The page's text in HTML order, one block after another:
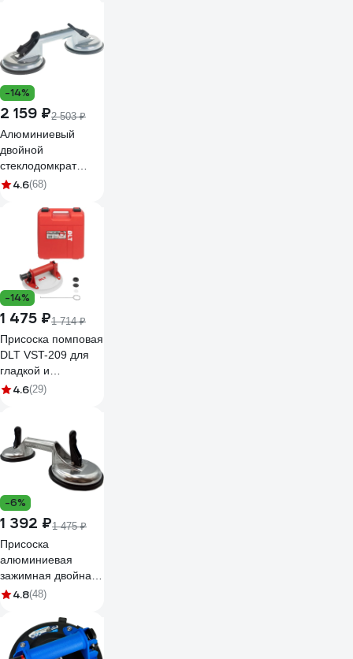
-14%
2 159 ₽2 503 ₽
Алюминиевый
двойной
стеклодомкрат
MATRIX 875205
4.6(68)
-14%
1 475 ₽1 714 ₽
Присоска помповая
DLT VST-209 для
гладкой и
слаборельефной
4.6(29)
-6%
1 392 ₽1 475 ₽
Присоска
алюминиевая
зажимная двойная
для плитки и стекла
118 мм 282002
4.8(48)